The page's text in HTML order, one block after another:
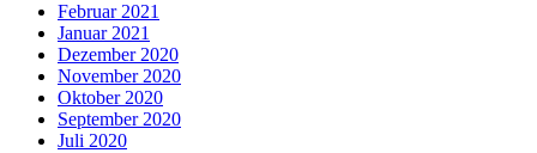
Februar 2021
Januar 2021
Dezember 2020
November 2020
Oktober 2020
September 2020
Juli 2020